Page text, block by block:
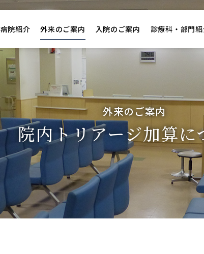
病院紹介 外来のご案内 入院のご案内 診療科・部門
外来のご案内
院内トリアージ加算に